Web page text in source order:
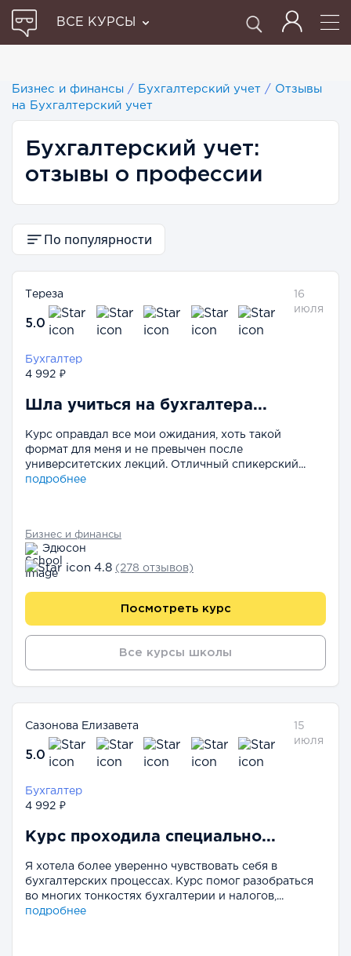
ВСЕ КУРСЫ
Бизнес и финансы / Бухгалтерский учет / Отзывы
на Бухгалтерский учет
Бухгалтерский учет:
отзывы о профессии
По популярности
Тереза
5.0
16
июля
Бухгалтер
4 992 ₽
Шла учиться на бухгалтера...
Курс оправдал все мои ожидания, хоть такой
формат для меня и не превычен после
университетских лекций. Отличный спикерский...
подробнее
Бизнес и финансы
Эдюсон
4.8 (278 отзывов)
Посмотреть курс
Все курсы школы
Сазонова Елизавета
5.0
15
июля
Бухгалтер
4 992 ₽
Курс проходила специально...
Я хотела более уверенно чувствовать себя в
бухгалтерских процессах. Курс помог разобраться
во многих тонкостях бухгалтерии и налогов,...
подробнее